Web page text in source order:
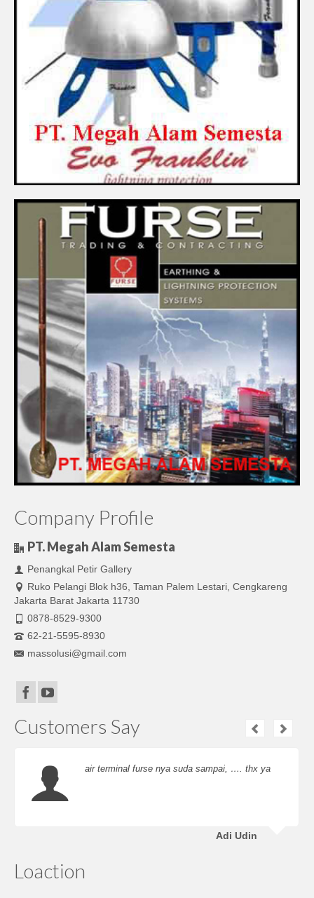
Company Profile
PT. Megah Alam Semesta
Penangkal Petir Gallery
Ruko Pelangi Blok h36, Taman Palem Lestari, Cengkareng
Jakarta Barat Jakarta 11730
0878-8529-9300
62-21-5595-8930
massolusi@gmail.com
Customers Say
air terminal furse nya suda sampai, …. thx ya
Adi Udin
Loaction